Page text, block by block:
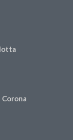
Corona